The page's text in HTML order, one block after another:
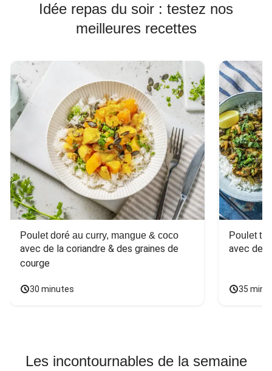
Idée repas du soir : testez nos
meilleures recettes
Poulet doré au curry, mangue & coco
avec de la coriandre & des graines de
courge
30 minutes
Poulet
avec des
35
Les incontournables de la semaine